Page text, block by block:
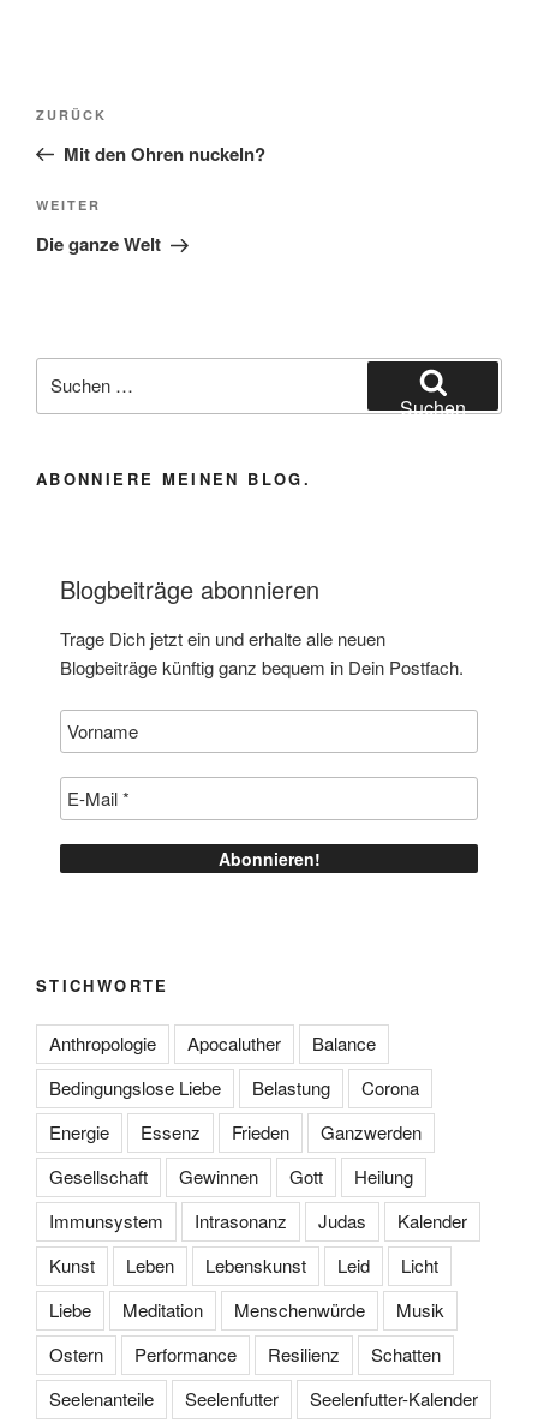
Beitragsnavigation
Vorheriger
Beitrag
ZURÜCK
Mit den Ohren nuckeln?
Nächster
Beitrag
WEITER
Die ganze Welt
nach:
Suchen
ABONNIERE MEINEN BLOG.
Blogbeiträge abonnieren
Trage Dich jetzt ein und erhalte alle neuen
Blogbeiträge künftig ganz bequem in Dein Postfach.
STICHWORTE
Anthropologie Apocaluther
Balance
Bedingungslose Liebe
Belastung
Corona
Energie
Essenz Frieden
Ganzwerden
Gesellschaft
Gewinnen Gott
Heilung
Immunsystem
Intrasonanz Judas
Kalender
Kunst
Leben Lebenskunst Leid
Licht
Liebe
Meditation Menschenwürde
Musik
Ostern
Performance Resilienz
Schatten
Seelenanteile
Seelenfutter
Seelenfutter-Kalender